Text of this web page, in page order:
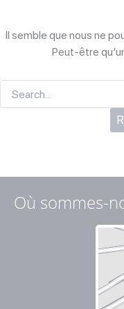
Il semble que nous ne
Peut-être
Où sommes-